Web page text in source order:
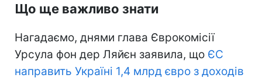
Що ще важливо знати
Нагадаємо, днями глава Єврокомісії
Урсула фон дер Ляйєн заявила, що ЄС
направить Україні 1,4 млрд євро з доходів